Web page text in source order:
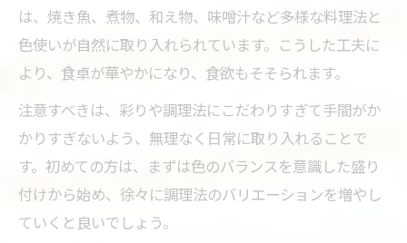
は、焼き魚、煮物、和え物、味噌汁など多様な料理法と
色使いが自然に取り入れられています。こうした工夫に
より、食卓が華やかになり、食欲もそそられます。
注意すべきは、彩りや調理法にこだわりすぎて手間がか
かりすぎないよう、無理なく日常に取り入れることで
す。初めての方は、まずは色のバランスを意識した盛り
付けから始め、徐々に調理法のバリエーションを増やし
ていくと良いでしょう。